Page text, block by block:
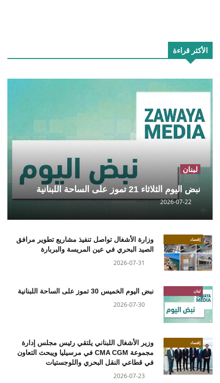
الأكثر قراءة
لبنان
نبض اليوم الثلاثاء 21 تموز على الساحة اللبنانية
2026-07-22
إقتصاد
وزارة الأشغال تواصل تنفيذ مشاريع تطوير مرافق
الصيد البحري في عين المريسة والبربارة
2026-07-31
لبنان نبض اليوم الخميس 30 تموز على الساحة اللبنانية
2026-07-30
إقتصاد
وزير الأشغال اللبناني يلتقي رئيس مجلس إدارة
مجموعة CMA CGM في مرسيليا ويبحث التعاون
في قطاعي النقل البحري واللوجستيات
2026-07-23